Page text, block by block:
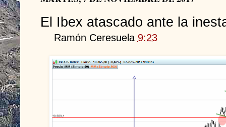
El Ibex atascado ante la
Ramón Ceresuela 9:23